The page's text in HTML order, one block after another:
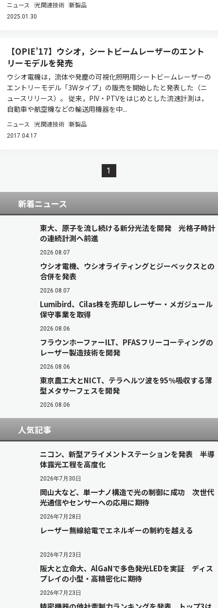
ニュース 光関連技術 新製品
2025.01.30
【OPIE’17】ウシオ，シートビームレーザーのエント
リーモデルを発売
ウシオ電機は，流体や発塵の可視化照明用シートビームレーザーの
エントリーモデル「3Wタイプ」の販売を開始したと発表した（ニ
ュースリリース）。 従来，PIV・PTVをはじめとした流速計測は，
自動車や航空機などの輸送用機器を中...
ニュース 光関連技術 新製品
2017.04.17
1
新着ニュース
東大、原子を流し続ける新分光法を開発 光格子時計
の連続計測へ前進
2026.08.07
ウシオ電機、ウシオライティングとジーベックスとの
合併を発表
2026.08.07
Lumibird、Cilas株を売却しレーザー・メガジュール
保守事業を取得
2026.08.06
フラウンホーファーILT、PFASフリーコーティングの
レーザー製造技術を開発
2026.08.06
東京農工大とNICT、テラヘルツ波を95％吸収する薄
型メタサーフェスを開発
2026.08.06
人気記事
ニコン、新型アライメントステーションを発表 半導
体露光工程を高度化
2026年7月30日
岡山大など、単一ナノ構造で光の制御に成功 次世代
光通信やセンサーへの応用に期待
2026年7月28日
レーザー無線給電でエネルギーの制約を越える
2026年7月23日
阪大と立命大、AlGaNで多色発光LEDを実証 ディス
プレイの小型・高精密化に期待
2026年7月23日